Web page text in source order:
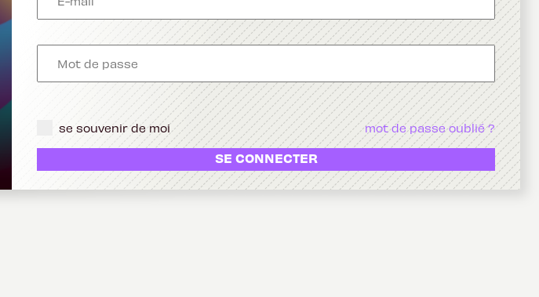
se souvenir de moi mot de passe oublié ?
SE CONNECTER